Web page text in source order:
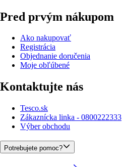
Pred prvým nákupom
Ako nakupovať
Registrácia
Objednanie doručenia
Moje obľúbené
Kontaktujte nás
Tesco.sk
Zákaznícka linka - 0800222333
Výber obchodu
Potrebujete pomoc?